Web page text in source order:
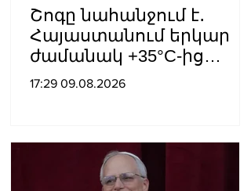
Շոգը նահանջում է․
Հայաստանում երկար
ժամանակ +35°C-ից
բարձր ջերմաստիճան
17:29 09.08.2026